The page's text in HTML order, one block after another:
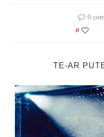
0
0
TE-AR